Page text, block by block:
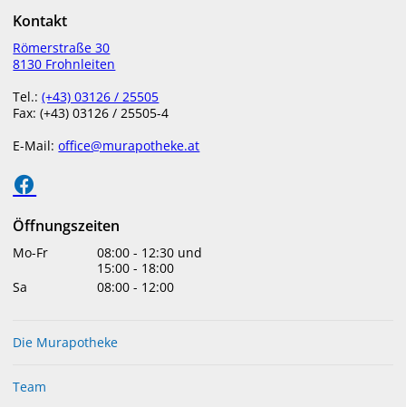
Import internationaler Arzneiwaren
Sie benötigen internationale Arzneimittel? Kein Problem.
Wir können Ihnen das gewünschte Medikament über einen
zugelassenen Arzneimittelimporteur bestellen. Bitte beachten
nicht alle Arzneimittel ohne Rezept eines in Österreich
niedergelassenen Arztes importiert werden können.
Sollten Sie hierzu Fragen haben, stehen wir Ihnen gerne
Kontakt
Römerstraße 30
8130 Frohnleiten
Tel.:(+43) 03126 / 25505
Fax: (+43) 03126 / 25505-4
E-Mail:office@murapotheke.at
Öffnungszeiten
Mo-Fr 08:00 - 12:30 und
15:00 - 18:00
Sa
08:00 - 12:00
Die Murapotheke
Team